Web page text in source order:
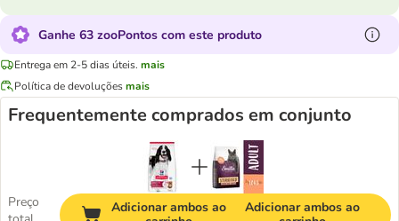
Ganhe 63 zooPontos com este produto
Entrega em 2-5 dias úteis. mais
Política de devoluçõesmais
Frequentemente comprados em conjunto
Preço
Adicionar ambos ao
Adicionar ambos ao